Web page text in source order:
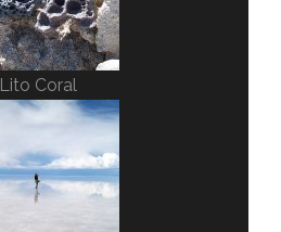
Lito Coral